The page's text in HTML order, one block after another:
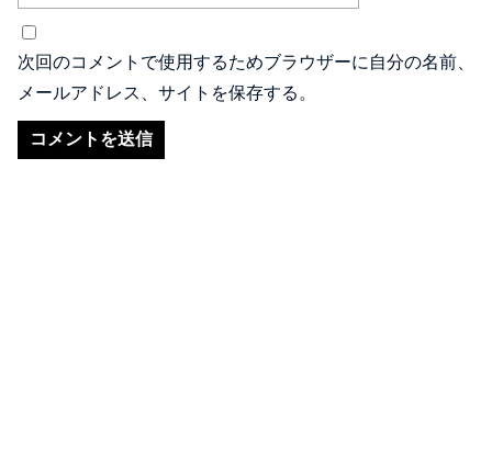
次回のコメントで使用するためブラウザーに自分の名前、
メールアドレス、サイトを保存する。